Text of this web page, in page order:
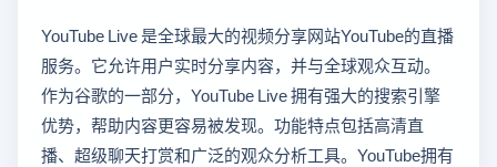
YouTube Live 是全球最大的视频分享网站YouTube的直播
服务。它允许用户实时分享内容，并与全球观众互动。
作为谷歌的一部分，YouTube Live 拥有强大的搜索引擎
优势，帮助内容更容易被发现。功能特点包括高清直
播、超级聊天打赏和广泛的观众分析工具。YouTube拥有